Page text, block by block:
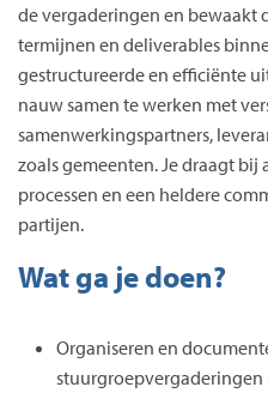
de vergaderingen en bewaakt
termijnen en deliverables
gestructureerde en efficiënte
nauw samen te werken met
samenwerkingspartners,
zoals gemeenten. Je draagt bij
processen en een heldere
partijen.
Wat ga je doen?
Organiseren en